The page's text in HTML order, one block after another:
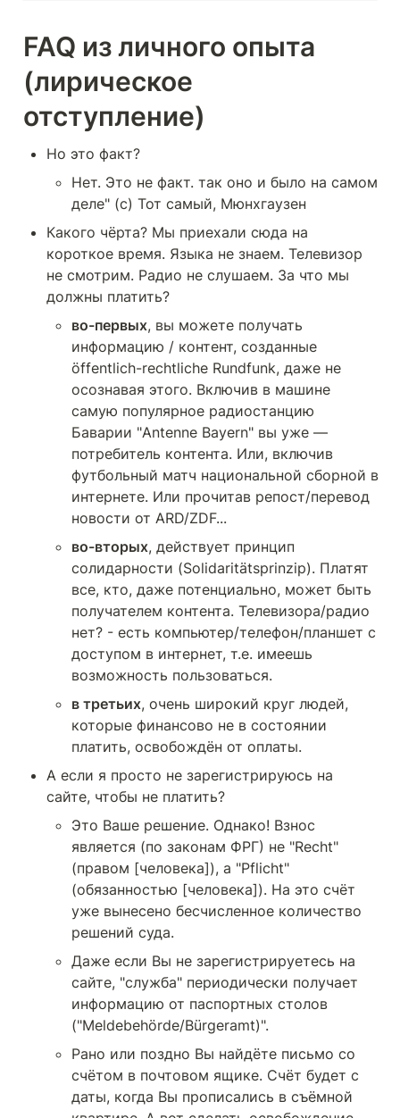
FAQ из личного опыта
(лирическое
отступление)
Но это факт?
Нет. Это не факт. так оно и было на самом
деле" (с) Тот самый, Мюнхгаузен
Какого чёрта? Мы приехали сюда на
короткое время. Языка не знаем. Телевизор
не смотрим. Радио не слушаем. За что мы
должны платить?
во-первых, вы можете получать
информацию / контент, созданные
öffentlich-rechtliche Rundfunk, даже не
осознавая этого. Включив в машине
самую популярное радиостанцию
Баварии "Antenne Bayern" вы уже —
потребитель контента. Или, включив
футбольный матч национальной сборной в
интернете. Или прочитав репост/перевод
новости от ARD/ZDF...
во-вторых, действует принцип
солидарности (Solidaritätsprinzip). Платят
все, кто, даже потенциально, может быть
получателем контента. Телевизора/радио
нет? - есть компьютер/телефон/планшет с
доступом в интернет, т.е. имеешь
возможность пользоваться.
в третьих, очень широкий круг людей,
которые финансово не в состоянии
платить, освобождён от оплаты.
А если я просто не зарегистрируюсь на
сайте, чтобы не платить?
Это Ваше решение. Однако! Взнос
является (по законам ФРГ) не "Recht"
(правом [человека]), а "Pflicht"
(обязанностью [человека]). На это счёт
уже вынесено бесчисленное количество
решений суда.
Даже если Вы не зарегистрируетесь на
сайте, "служба" периодически получает
информацию от паспортных столов
("Meldebehörde/Bürgeramt)".
Рано или поздно Вы найдёте письмо со
счётом в почтовом ящике. Счёт будет с
даты, когда Вы прописались в съёмной